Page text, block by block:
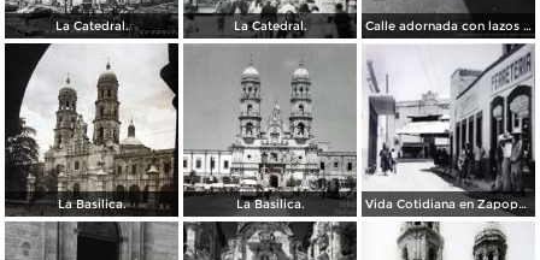
La Catedral. La Catedral. Calle adornada con lazos de papel multicolor Zapopan Jalisco 1939.
La Basilica. La Basilica. Vida Cotidiana en Zapopan Jalisco.